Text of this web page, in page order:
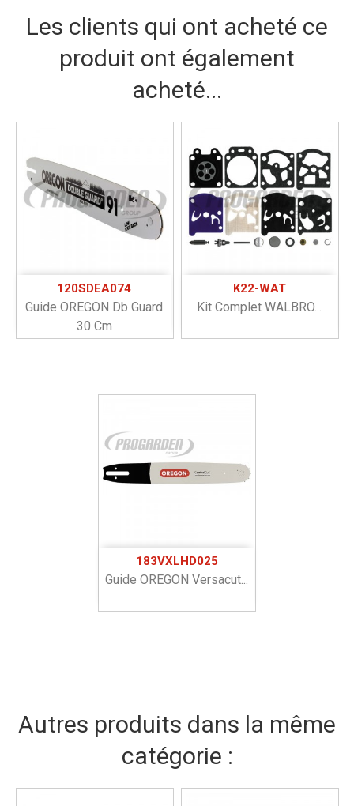
Les clients qui ont acheté ce
produit ont également
acheté...
120SDEA074
Guide OREGON Db Guard
30 Cm
K22-WAT
Kit Complet WALBRO...
183VXLHD025
Guide OREGON Versacut...
Autres produits dans la même
catégorie :